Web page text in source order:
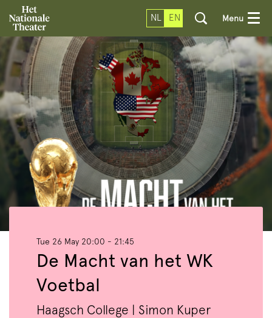
NL EN Menu
De Macht van het WK
Voetbal
Haagsch College | Simon Kuper
Tue 26 May 20:00 - 21:45